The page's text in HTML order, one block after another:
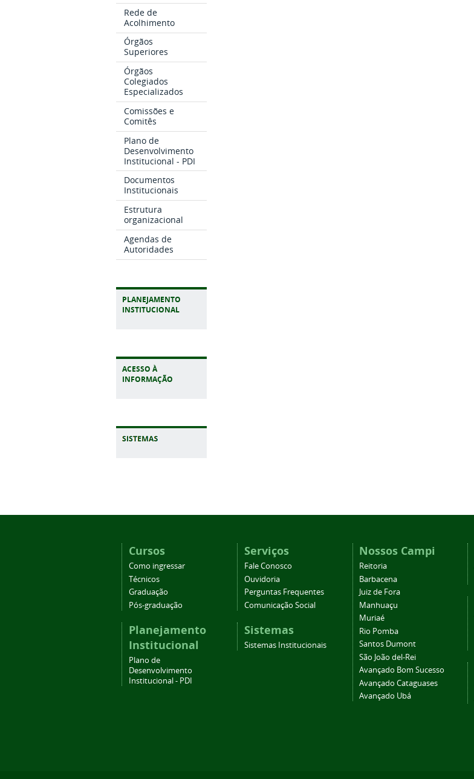
Rede de
Acolhimento
Órgãos
Superiores
Órgãos
Colegiados
Especializados
Comissões e
Comitês
Plano de
Desenvolvimento
Institucional - PDI
Documentos
Institucionais
Estrutura
organizacional
Agendas de
Autoridades
PLANEJAMENTO
INSTITUCIONAL
ACESSO À
INFORMAÇÃO
Cursos
Como ingressar
Técnicos
Graduação
Pós-graduação
Planejamento
Institucional
Plano de
Desenvolvimento
Institucional - PDI
Serviços
Fale Conosco
Ouvidoria
Perguntas Frequentes
Comunicação Social
Sistemas
Sistemas Institucionais
Nossos Campi
Reitoria
Barbacena
Juiz de Fora
Manhuaçu
Muriaé
Rio Pomba
Santos Dumont
São João del-Rei
Avançado Bom Sucesso
Avançado Cataguases
Avançado Ubá